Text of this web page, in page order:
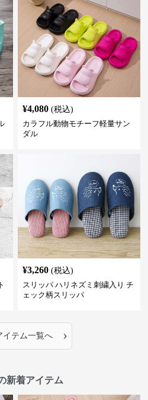
¥4,080 (税込)
カラフル動物モチーフ軽量サン
ダル
¥3,260 (税込)
スリッパ ハリネズミ刺繍入り チ
ェック柄スリッパ
イテム一覧へ ›
新着アイテム